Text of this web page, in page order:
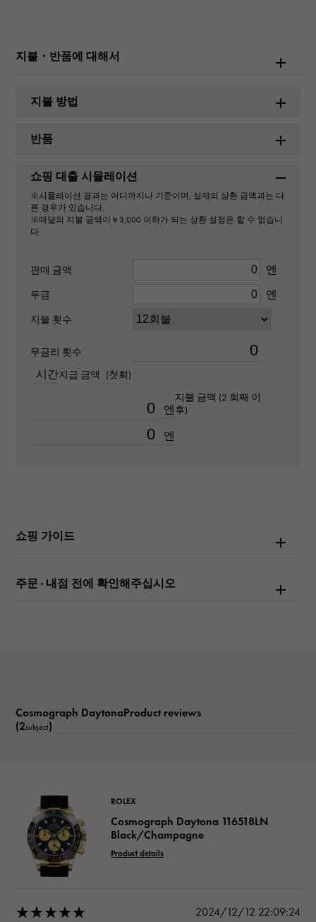
모델명
126519LN
유형
남성용
무브먼트
자동식
방수
크로노 그래프
지불・반품에 대해서
지불 방법
반품
쇼핑 대출 시뮬레이션
※시뮬레이션 결과는 어디까지나 기준이며, 실제의 상환 금액과는 다
른 경우가 있습니다.
※매달의 지불 금액이￥3,000 이하가 되는 상환 설정은 할 수 없습니
다.
판매 금액 엔
두금 엔
지불 횟수
무금리 횟수
시간지급 금액 (첫회)
엔
지불 금액 (2 회째 이
후)
엔
쇼핑 가이드
주문 · 내점 전에 확인해주십시오
Cosmograph DaytonaProduct reviews
(2subject)
ROLEX
Cosmograph Daytona 116518LN
Black/Champagne
Product details
★★★★★
2024/12/12 22:09:24